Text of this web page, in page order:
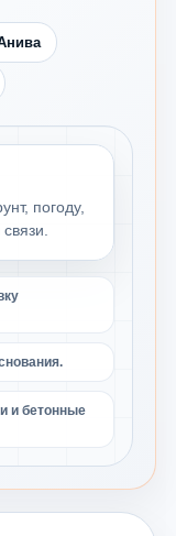
погоду,
и бетонные